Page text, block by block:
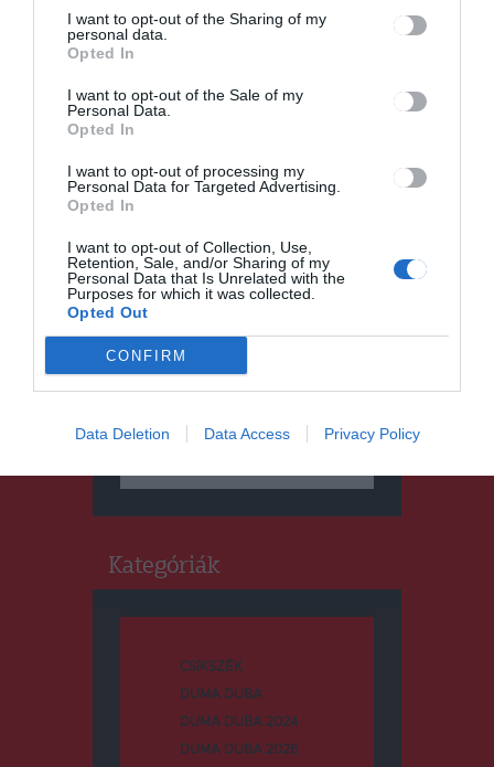
I want to opt-out of the Sharing of my
personal data.
Opted In
I want to opt-out of the Sale of my
Personal Data.
Opted In
I want to opt-out of processing my
Personal Data for Targeted Advertising.
Opted In
I want to opt-out of Collection, Use,
Retention, Sale, and/or Sharing of my
Personal Data that Is Unrelated with the
Purposes for which it was collected.
Opted Out
CONFIRM
Data Deletion Data Access Privacy Policy
CSÍKSZÉK
mulatságra készülnek
Csíkszentdomokoson
Keresés
Kategóriák
CSÍKSZÉK
DUMA DUBA
DUMA DUBA 2024
DUMA DUBA 2026